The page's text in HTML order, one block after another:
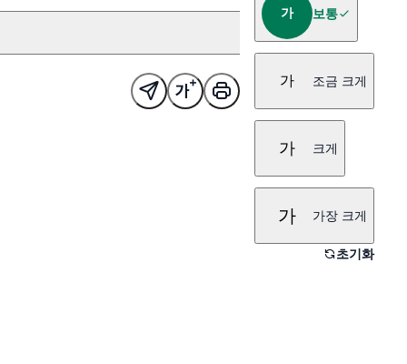
가 보통
가 조금 크게
가 크게
가 가장 크게
초기화